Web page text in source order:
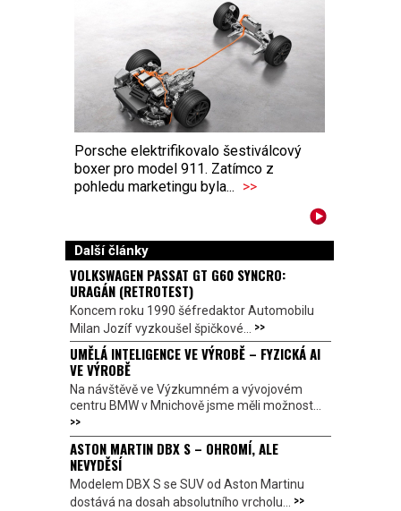
Porsche elektrifikovalo šestiválcový
boxer pro model 911. Zatímco z
pohledu marketingu byla... >>
Další články
VOLKSWAGEN PASSAT GT G60 SYNCRO:
URAGÁN (RETROTEST)
Koncem roku 1990 šéfredaktor Automobilu
Milan Jozíf vyzkoušel špičkové... >>
UMĚLÁ INTELIGENCE VE VÝROBĚ – FYZICKÁ AI
VE VÝROBĚ
Na návštěvě ve Výzkumném a vývojovém
centru BMW v Mnichově jsme měli možnost...
>>
ASTON MARTIN DBX S – OHROMÍ, ALE
NEVYDĚSÍ
Modelem DBX S se SUV od Aston Martinu
dostává na dosah absolutního vrcholu... >>